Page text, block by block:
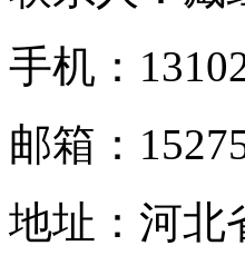
手机：
邮箱：
地址：河北